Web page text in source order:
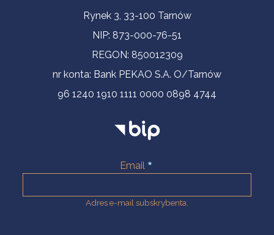
Informacje kontaktoweRynek 3, 33-100 Tarnów
NIP: 873-000-76-51
REGON: 850012309
nr konta: Bank PEKAO S.A. O/Tarnów
96 1240 1910 1111 0000 0898 4744
Email
Adres e-mail subskrybenta.